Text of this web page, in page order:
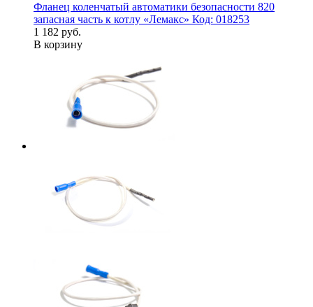
Фланец коленчатый автоматики безопасности 820
запасная часть к котлу «Лемакс» Код: 018253
1 182 руб.
В корзину